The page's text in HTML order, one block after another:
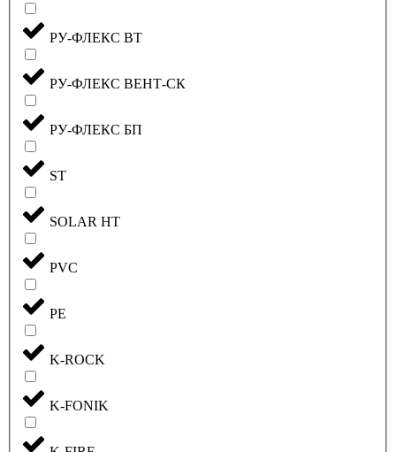
РУ-ФЛЕКС ВТ
РУ-ФЛЕКС ВЕНТ-СК
РУ-ФЛЕКС БП
ST
SOLAR HT
PVC
PE
K-ROCK
K-FONIK